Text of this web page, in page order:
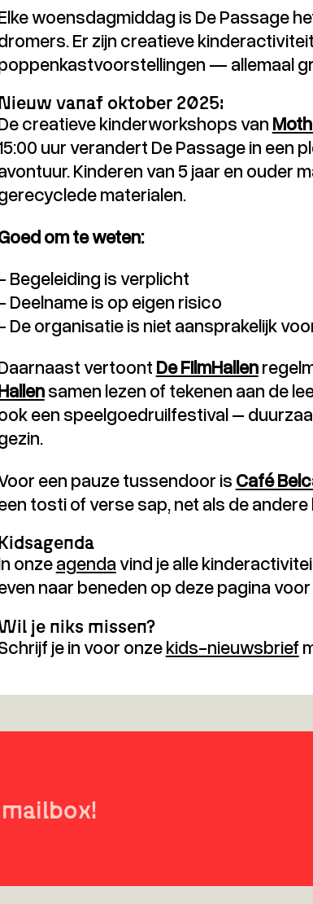
woensdagmiddag is De Passage
Er zijn creatieve
— allemaal
vanaf oktober 2025:
creatieve kinderworkshops van
uur verandert De Passage in een
Kinderen van 5 jaar en ouder
materialen.
om te weten:
Begeleiding is verplicht
Deelname is op eigen risico
De organisatie is niet aansprakelijk
vertoont De FilmHallen
samen lezen of tekenen aan de
een speelgoedruilfestival –
een pauze tussendoor is Café
tosti of verse sap, net als de andere
onzeagendavind je alle
naar beneden op deze pagina
je niks missen?
je in voor onzekids-nieuwsbrief